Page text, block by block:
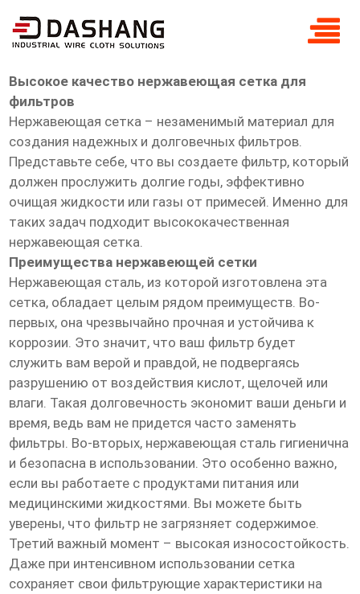
высокое ксчество нержавеющая сетка
для фильтров
Высокое качество нержавеющая сетка для
фильтров
Нержавеющая сетка – незаменимый материал для
создания надежных и долговечных фильтров.
Представьте себе, что вы создаете фильтр, который
должен прослужить долгие годы, эффективно
очищая жидкости или газы от примесей. Именно для
таких задач подходит высококачественная
нержавеющая сетка.
Преимущества нержавеющей сетки
Нержавеющая сталь, из которой изготовлена эта
сетка, обладает целым рядом преимуществ. Во-
первых, она чрезвычайно прочная и устойчива к
коррозии. Это значит, что ваш фильтр будет
служить вам верой и правдой, не подвергаясь
разрушению от воздействия кислот, щелочей или
влаги. Такая долговечность экономит ваши деньги и
время, ведь вам не придется часто заменять
фильтры. Во-вторых, нержавеющая сталь гигиенична
и безопасна в использовании. Это особенно важно,
если вы работаете с продуктами питания или
медицинскими жидкостями. Вы можете быть
уверены, что фильтр не загрязняет содержимое.
Третий важный момент – высокая износостойкость.
Даже при интенсивном использовании сетка
сохраняет свои фильтрующие характеристики на